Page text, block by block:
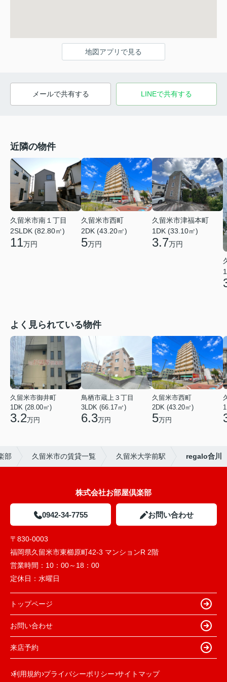
地図アプリで見る
メールで共有する LINEで共有する
近隣の物件
久留米市南１丁目
2SLDK (82.80㎡)
11万円
久留米市西町
2DK (43.20㎡)
5万円
久留米市津福本町
1DK (33.10㎡)
3.7万円
よく見られている物件
久留米市御井町
1DK (28.00㎡)
3.2万円
鳥栖市蔵上３丁目
3LDK (66.17㎡)
6.3万円
久留米市西町
2DK (43.20㎡)
5万円
部 久留米市の賃貸一覧 久留米大学前駅 regalo合川
株式会社お部屋倶楽部
0942-34-7755 お問い合わせ
〒830-0003
福岡県久留米市東櫛原町42-3 マンションR 2階
営業時間： 10：00～18：00
定休日： 水曜日
トップページ
お問い合わせ
来店予約
利用規約 プライバシーポリシー サイトマップ